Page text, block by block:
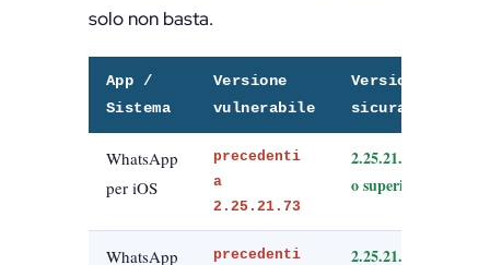
solo non basta.
App /
Sistema
Versione
vulnerabile
Versione
sicura
WhatsApp
per iOS
precedenti
a
2.25.21.73
2.25.21.73
o superiore
WhatsApp
precedenti
2.25.21.78